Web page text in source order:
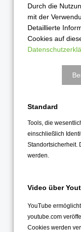
November 2021
Oktober 2021
September 2021
August 2021
März 2021
Februar 2021
Dezember 2020
November 2020
Durch die
mit der
Detaillierte
Cookies auf
Standard
Tools, die
einschließlich
Standortsicherheit.
werden.
Video über
YouTube
youtube.com
Cookies werden